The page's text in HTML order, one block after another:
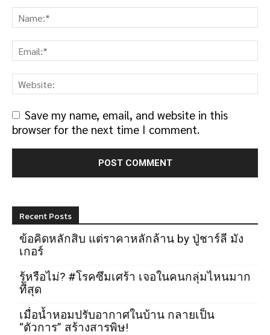
Save my name, email, and website in this
browser for the next time I comment.
Recent Posts
ข้อคิดหลักสิบ แต่ราคาหลักล้าน by ปู่ชาร์ลี มัง
เกอร์
รู้หรือไม่? #โรคซึมเศร้า เจอในคนกลุ่มไหนมาก
ที่สุด
เมื่อน้ำหอมปรับอากาศในบ้าน กลายเป็น
“ตัวการ” สร้างสารพิษ!